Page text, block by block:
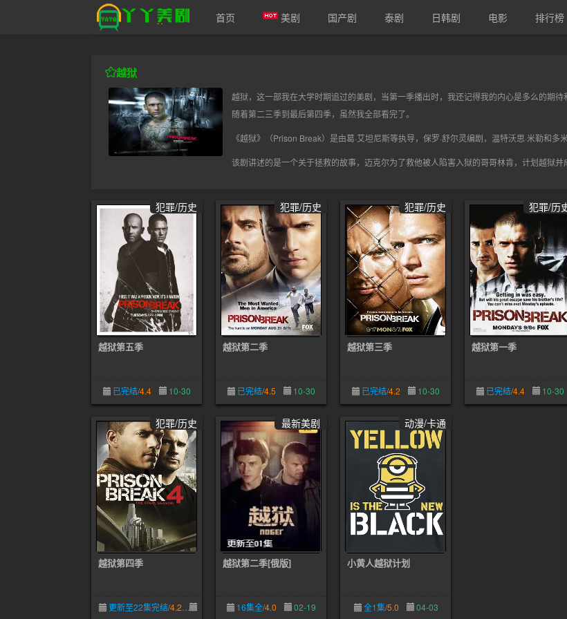
爱美剧
首页 美剧 国产剧 泰剧 日韩剧 电影 排行榜
越狱
越狱，这一部我在大学时期追过的美剧，当第一季播出时，我还记得我的内心是多么的期
随着第二三季到最后第四季，虽然我全部看完了。
《越狱》（Prison Break）是由葛·艾坦尼斯等执导，保罗·舒尔灵编剧，温特沃思·米勒和多
该剧讲述的是一个关于拯救的故事，迈克尔为了救他被人陷害入狱的哥哥林肯，计划越狱
犯罪/历史
越狱第五季
已完结/4.4 10-30
犯罪/历史
越狱第二季
已完结/4.5 10-30
犯罪/历史
越狱第三季
已完结/4.2 10-30
犯罪/历
越狱第一季
已完结/4.4 10-30
犯罪/历史
越狱第四季
更新至22集完结/4.2
最新美剧
越狱第二季[俄版]
16集全/4.0 02-19
动漫/卡通
小黄人越狱计划
全1集/5.0 04-03